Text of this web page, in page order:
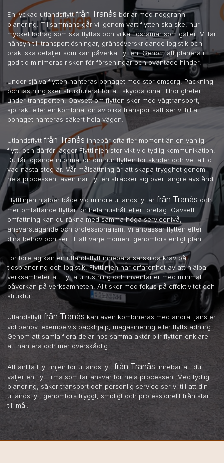
En lyckad utlandsflyttfrån Tranås börjar med noggrann
planering. Tillsammans går vi igenom vart flytten ska ske, hur
mycket bohag som ska flyttas och vilka tidsramar som gäller. Vi tar
hänsyn till transportlösningar, gränsöverskridande logistik och
praktiska detaljer som kan påverka flytten. Genom att planera i
god tid minimeras risken för förseningar och oväntade hinder.
Under själva flytten hanteras bohaget med stor omsorg. Packning
och lastning sker strukturerat för att skydda dina tillhörigheter
under transporten. Oavsett om flytten sker med vägtransport,
sjöfrakt eller en kombination av olika transportsätt ser vi till att
bohaget hanteras säkert hela vägen.
Utlandsflytt från Tranås innebär ofta fler moment än en vanlig
flytt, och därför lägger Flyttlinjen stor vikt vid tydlig kommunikation.
Du får löpande information om hur flytten fortskrider och vet alltid
vad nästa steg är. Vår målsättning är att skapa trygghet genom
hela processen, även när flytten sträcker sig över längre avstånd.
Flyttlinjen hjälper både vid mindre utlandsflyttar från Tranås och
mer omfattande flyttar för hela hushåll eller företag. Oavsett
omfattning kan du räkna med samma höga servicenivå,
ansvarstagande och professionalism. Vi anpassar flytten efter
dina behov och ser till att varje moment genomförs enligt plan.
För företag kan en utlandsflytt innebära särskilda krav på
tidsplanering och logistik. Flyttlinjen har erfarenhet av att hjälpa
verksamheter att flytta utrustning och inventarier med minimal
påverkan på verksamheten. Allt sker med fokus på effektivitet och
struktur.
Utlandsflytt från Tranås kan även kombineras med andra tjänster
vid behov, exempelvis packhjälp, magasinering eller flyttstädning.
Genom att samla flera delar hos samma aktör blir flytten enklare
att hantera och mer överskådlig.
Att anlita Flyttlinjen för utlandsflytt från Tranås innebär att du
väljer en flyttfirma som tar ansvar för hela processen. Med tydlig
planering, säker transport och personlig service ser vi till att din
utlandsflytt genomförs tryggt, smidigt och professionellt från start
till mål.